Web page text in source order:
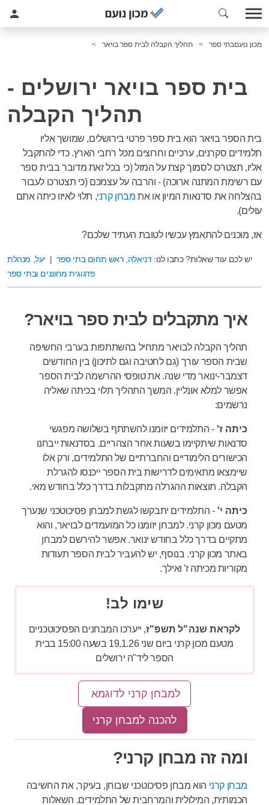
מכון נועםבתי ספר תהליך הקבלה לבית ספר בויאר
בית ספר בויאר ירושלים -
תהליך הקבלה
בית הספר בויאר הוא בית ספר פרטי בירושלים, שמושך אליו
תלמידים סקרנים, ערכיים וחרוצים מכל רחבי הארץ. כדי להתקבל
אליו, תצטרכו לסמוך קצת על המזל (כי בכל זאת מדובר בבית ספר
עם רשימת המתנה ארוכה) - והרבה על עצמכם (כי תצטרכו לעבור
בהצלחה את סדנאות המיון או את מבחן קרני, תלוי לאיזו כיתה אתם
עולים).
אז, מוכנים להתאמץ עכשיו לטובת העתיד שלכם?
יש לכם עוד שאלות? כתבו לנו:דניאלה, ראש תחום בתי ספר | יעל, מנהלת
פדגוגית מחוננים ובתי ספר
איך מתקבלים לבית ספר בויאר?
תהליך הקבלה לבויאר מתחיל בהשתתפות בערבי החשיפה
שבית הספר עורך (גם לחטיבה וגם לתיכון) בין החודשים
דצמבר-ינואר מדי שנה. את טופסי ההרשמה לבית הספר
אפשר למלא אונליין. המשך התהליך תלוי בכיתה שאליה
נרשמים:
כיתה ז'- התלמידים יזומנו להשתתף בשלושה מפגשי
סדנאות שיתקיימו בשעות אחר הצהריים. בסדנאות ייבחנו
הכישורים הלימודיים והחברתיים של התלמידים, ורק אלו
שיימצאו מתאימים לדרישות בית הספר ייכנסו להגרלת
הקבלה. תוצאות ההגרלה מתקבלות בדרך כלל בחודש מאי.
כיתה י'- התלמידים יתבקשו לגשת למבחן פסיכוטכני שנערך
מטעם מכון קרני. למבחן יזומנו כל המועמדים לבויאר, והוא
מתקיים בדרך כלל בחודש ינואר. אפשר להירשם למבחן
באתר מכון קרני. בנוסף, יש להעביר לבית הספר תעודות
מקוריות מכיתה ז' ואילך.
שימו לב!
לקראת שנה"ל תשפ"ז, ייערכו המבחנים הפסיכוטכניים
מטעם מכון קרני ביום שני 19.1.26 בשעה 15:00 בבית
הספר ליד"ה ירושלים
למבחן קרני לדוגמא
להכנה למבחן קרני
ומה זה מבחן קרני?
מבחן קרני הוא מבחן פסיכוטכני שבוחן, בעיקר, את החשיבה
הכמותית, המילולית והמרחבית של התלמידים. השאלות